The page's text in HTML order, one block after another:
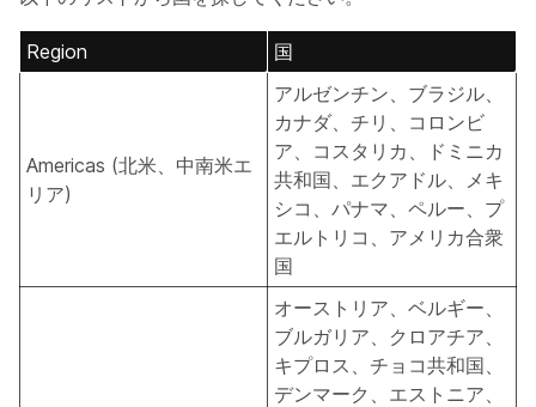
Region 国
Americas (北米、中南米エ
リア)
アルゼンチン、ブラジル、
カナダ、チリ、コロンビ
ア、コスタリカ、ドミニカ
共和国、エクアドル、メキ
シコ、パナマ、ペルー、プ
エルトリコ、アメリカ合衆
国
オーストリア、ベルギー、
ブルガリア、クロアチア、
キプロス、チョコ共和国、
デンマーク、エストニア、